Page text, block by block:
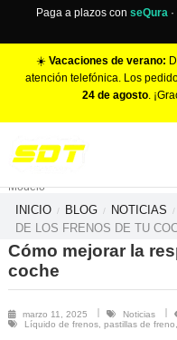
Paga a plazos con seQura
☀️ Vacaciones de verano:
atención telefónica. Los
24 de agosto.
Make
Modelo
INICIO BLOG NOTICIAS
DE LOS FRENOS DE TU
Cómo mejorar la
coche
marzo 11, 2025 Noticias
Líquido de frenos, pastillas de